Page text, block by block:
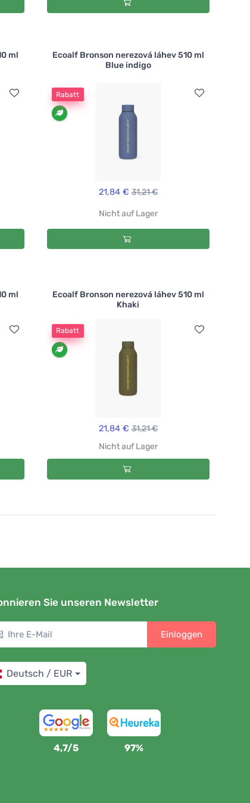
ml
Ecoalf Bronson nerezová láhev 510 ml
Blue indigo
Rabatt
21,84 € 31,21 €
Nicht auf Lager
ml
Ecoalf Bronson nerezová láhev 510 ml
Khaki
Rabatt
21,84 € 31,21 €
Nicht auf Lager
Sie unseren Newsletter
Einloggen
Deutsch / EUR
4,7/5 97%